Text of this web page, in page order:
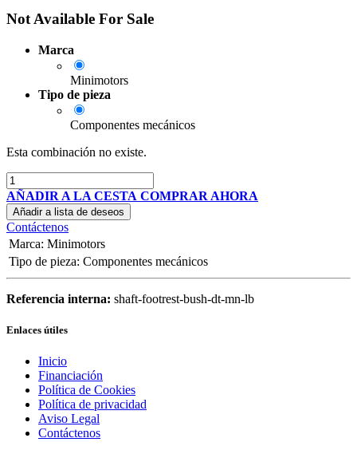
Not Available For Sale
Marca
Minimotors
Tipo de pieza
Componentes mecánicos
Esta combinación no existe.
AÑADIR A LA CESTA COMPRAR AHORA
Añadir a lista de deseos
Contáctenos
Marca: Minimotors
Tipo de pieza: Componentes mecánicos
Referencia interna: shaft-footrest-bush-dt-mn-lb
Enlaces útiles
Inicio
Financiación
Política de Cookies
Política de privacidad
Aviso Legal
Contáctenos